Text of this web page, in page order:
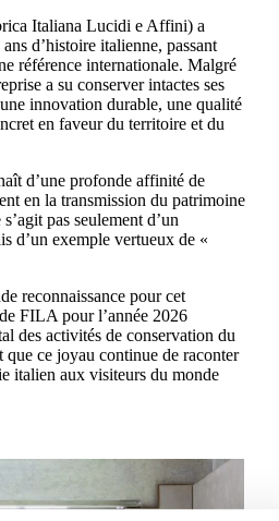
Italiana Lucidi e Affini) a
d’histoire italienne, passant
référence internationale. Malgré
a su conserver intactes ses
innovation durable, une qualité
en faveur du territoire et du
d’une profonde affinité de
en la transmission du patrimoine
pas seulement d’un
d’un exemple vertueux de «
reconnaissance pour cet
FILA pour l’année 2026
des activités de conservation du
ce joyau continue de raconter
italien aux visiteurs du monde